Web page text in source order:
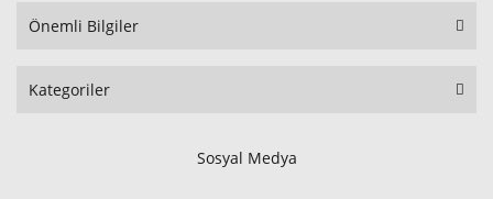
Önemli Bilgiler
Kategoriler
Sosyal Medya